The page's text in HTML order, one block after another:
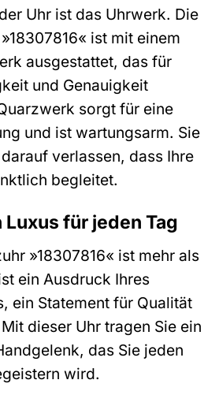
Uhr ist das Uhrwerk. Die
ist mit einem
ausgestattet, das für
und Genauigkeit
sorgt für eine
und ist wartungsarm. Sie
verlassen, dass Ihre
begleitet.
Luxus für jeden Tag
»18307816« ist mehr als
ein Ausdruck Ihres
ein Statement für Qualität
dieser Uhr tragen Sie ein
das Sie jeden
wird.